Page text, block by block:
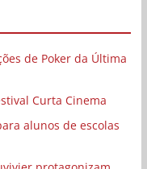
de Poker da Última
Curta Cinema
alunos de escolas